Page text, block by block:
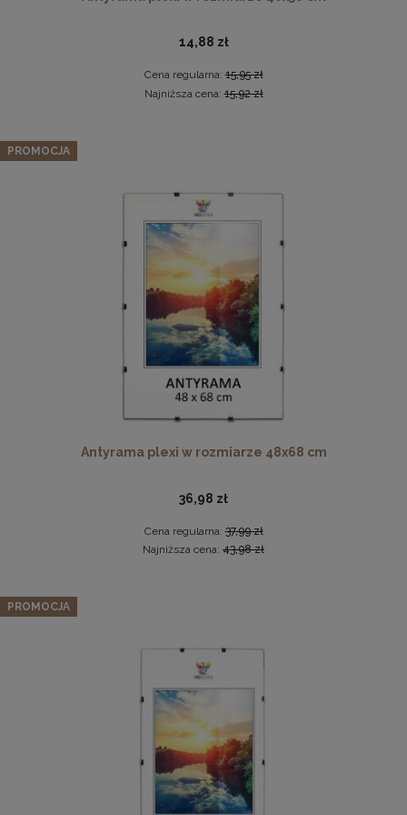
rozmiarze 21 x 30 cm w kolorze białym
19,99 zł
DO KOSZYKA
DO KOSZYKA
Antyrama plexi w rozmiarze 21x29,7 cm A4
Cena regularna:3,99 zł
Najniższa cena:
DO KOSZYKA
Zestaw 10 szt. ramek na zdjęcia 15 x 20 cm żółtych, z
96,42 zł
Cena regularna:
Najniższa cena:
101,49 zł
DO KOSZYKA
14,88 zł
Cena regularna:15,95 zł
Najniższa cena:15,92 zł
Antyrama plexi w rozmiarze 48x68 cm
36,98 zł
Cena regularna:37,99 zł
Najniższa cena: 43,98 zł
PROMOCJA
PROMOCJA